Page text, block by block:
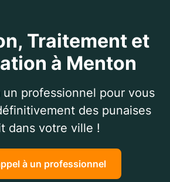
Traitement et
à Menton
un professionnel pour vous
des punaises
dans votre ville !
à un professionnel